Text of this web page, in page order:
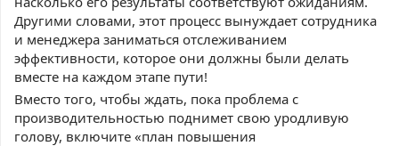
Другими словами, этот процесс вынуждает сотрудника
и менеджера заниматься отслеживанием
эффективности, которое они должны были делать
вместе на каждом этапе пути!
Вместо того, чтобы ждать, пока проблема с
производительностью поднимет свою уродливую
голову, включите «план повышения